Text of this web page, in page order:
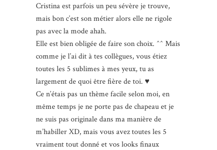
Cristina est parfois un peu sévère je trouve,
mais bon c’est son métier alors elle ne rigole
pas avec la mode ahah.
Elle est bien obligée de faire son choix. ^^ Mais
comme je l’ai dit à tes collègues, vous étiez
toutes les 5 sublimes à mes yeux, tu as
largement de quoi être fière de toi. ♥
Ce n’étais pas un thème facile selon moi, en
même temps je ne porte pas de chapeau et je
ne suis pas originale dans ma manière de
m’habiller XD, mais vous avez toutes les 5
vraiment tout donné et vos looks finaux